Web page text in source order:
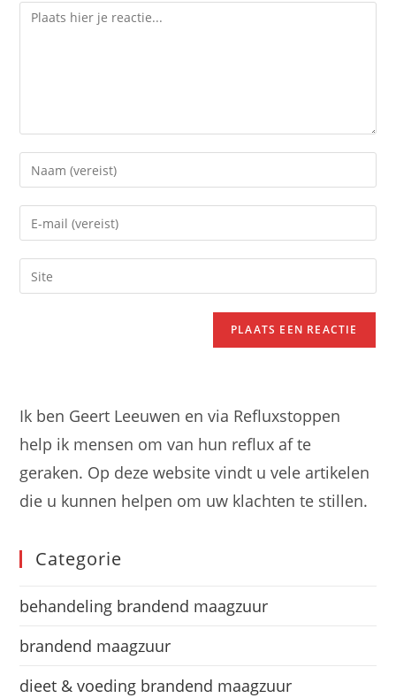
Reactie
Voer
je
naam
om
Voer
je
e-
mail
Voer
je
Ik ben Geert Leeuwen en via Refluxstoppen
help ik mensen om van hun reflux af te
geraken. Op deze website vindt u vele artikelen
die u kunnen helpen om uw klachten te stillen.
Categorie
behandeling brandend maagzuur
brandend maagzuur
dieet & voeding brandend maagzuur